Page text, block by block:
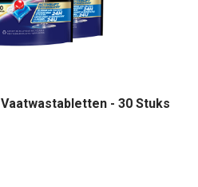
- 30 Stuks